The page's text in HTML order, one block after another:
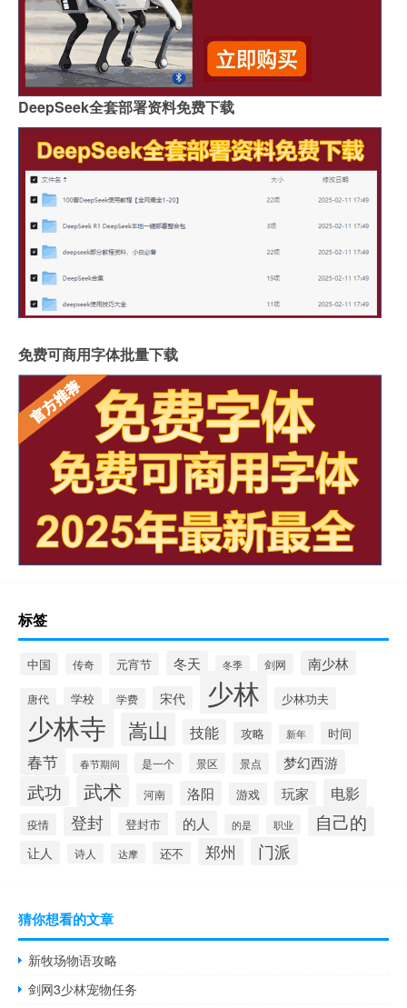
DeepSeek全套部署资料免费下载
免费可商用字体批量下载
标签
中国 传奇 元宵节 冬天 冬季 剑网 南少林
唐代 学校 学费 宋代 少林 少林功夫
少林寺 嵩山 技能 攻略 新年 时间
春节 春节期间 是一个 景区 景点 梦幻西游
武功 武术 河南 洛阳 游戏 玩家 电影
疫情 登封 登封市 的人 的是 职业 自己的
让人 诗人 达摩 还不 郑州 门派
猜你想看的文章
新牧场物语攻略
剑网3少林宠物任务